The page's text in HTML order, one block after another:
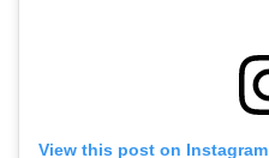
View this post on Instagram